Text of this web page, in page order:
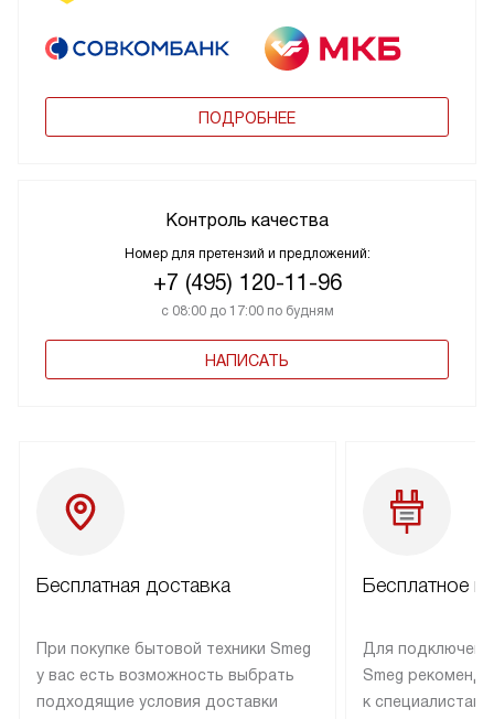
ПОДРОБНЕЕ
Контроль качества
Номер для претензий и предложений:
+7 (495) 120-11-96
с 08:00 до 17:00 по будням
НАПИСАТЬ
Бесплатная доставка
При покупке бытовой техники Smeg
у вас есть возможность выбрать
подходящие условия доставки
Бесплатное
Для
Smeg
к специалистам